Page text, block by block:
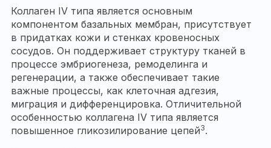
Коллаген IV типа является основным
компонентом базальных мембран, присутствует
в придатках кожи и стенках кровеносных
сосудов. Он поддерживает структуру тканей в
процессе эмбриогенеза, ремоделинга и
регенерации, а также обеспечивает такие
важные процессы, как клеточная адгезия,
миграция и дифференцировка. Отличительной
особенностью коллагена IV типа является
повышенное гликозилирование цепей3.